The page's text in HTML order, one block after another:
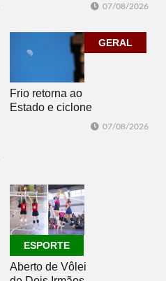
07/08/2026
GERAL
Frio retorna ao
Estado e ciclone
07/08/2026
ESPORTE
Aberto de Vôlei